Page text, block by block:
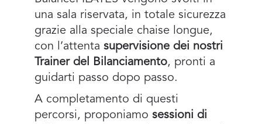
una sala riservata, in totale sicurezza
grazie alla speciale chaise longue,
con l’attenta supervisione dei nostri
Trainer del Bilanciamento, pronti a
guidarti passo dopo passo.
A completamento di questi
percorsi, proponiamo sessioni di